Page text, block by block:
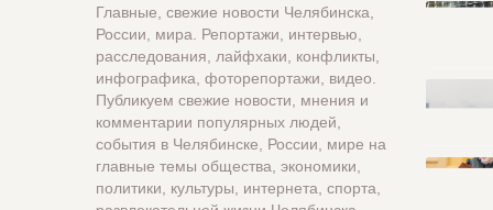
Главные, свежие новости Челябинска,
России, мира. Репортажи, интервью,
расследования, лайфхаки, конфликты,
инфографика, фоторепортажи, видео.
Публикуем свежие новости, мнения и
комментарии популярных людей,
события в Челябинске, России, мире на
главные темы общества, экономики,
политики, культуры, интернета, спорта,